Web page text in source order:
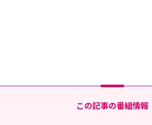
この記事の番組情報